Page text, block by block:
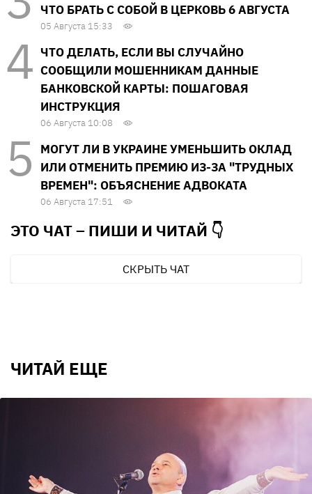
ЧТО БРАТЬ С СОБОЙ В ЦЕРКОВЬ 6 АВГУСТА
05 Августа 15:33
ЧТО ДЕЛАТЬ, ЕСЛИ ВЫ СЛУЧАЙНО
СООБЩИЛИ МОШЕННИКАМ ДАННЫЕ
БАНКОВСКОЙ КАРТЫ: ПОШАГОВАЯ
ИНСТРУКЦИЯ
06 Августа 10:08
МОГУТ ЛИ В УКРАИНЕ УМЕНЬШИТЬ ОКЛАД
ИЛИ ОТМЕНИТЬ ПРЕМИЮ ИЗ-ЗА "ТРУДНЫХ
ВРЕМЕН": ОБЪЯСНЕНИЕ АДВОКАТА
06 Августа 17:51
ЭТО ЧАТ – ПИШИ И ЧИТАЙ 👇
СКРЫТЬ ЧАТ
ЧИТАЙ ЕЩЕ